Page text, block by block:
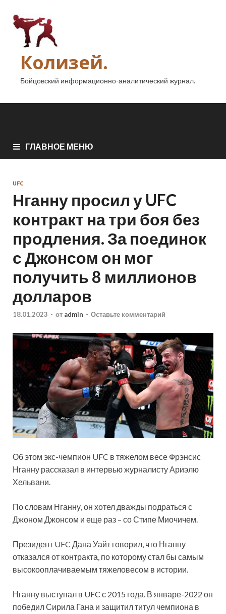
Колизей.
Бойцовский информационно-аналитический журнал.
ГЛАВНОЕ МЕНЮ
UFC
Нганну просил у UFC
контракт на три боя без
продления. За поединок
с Джонсом он мог
получить 8 миллионов
долларов
18.01.2023 - от admin - Оставьте комментарий
Об этом экс-чемпион UFC в тяжелом весе Фрэнсис
Нганну рассказал в интервью журналисту Ариэлю
Хельвани.
По словам Нганну, он хотел дважды подраться с
Джоном Джонсом и еще раз – со Стипе Миочичем.
Президент UFC Дана Уайт говорил, что Нганну
отказался от контракта, по которому стал бы самым
высокооплачиваемым тяжеловесом в истории.
Нганну выступал в UFC с 2015 года. В январе-2022 он
победил Сирила Гана и защитил титул чемпиона в